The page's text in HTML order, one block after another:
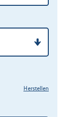
Herstellen